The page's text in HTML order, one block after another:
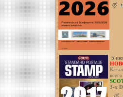
5
3-х